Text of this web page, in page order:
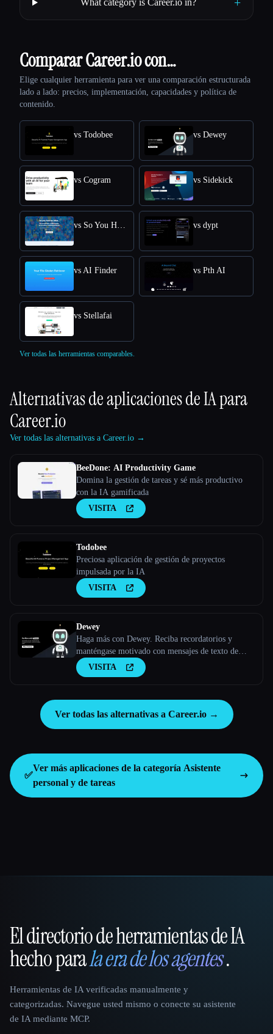
What category is Career.io in?
Comparar Career.io con…
Elige cualquier herramienta para ver una comparación estructurada
lado a lado: precios, implementación, capacidades y política de
contenido.
vs Todobee vs Dewey
vs Cogram vs Sidekick
vs So You Had An Idea vs dypt
vs AI Finder vs Pth AI
vs Stellafai
Ver todas las herramientas comparables.
Alternativas de aplicaciones de IA para
Career.io
Ver todas las alternativas a Career.io →
BeeDone: AI Productivity Game
Domina la gestión de tareas y sé más productivo
con la IA gamificada
VISITA
Todobee
Preciosa aplicación de gestión de proyectos
impulsada por la IA
VISITA
Dewey
Haga más con Dewey. Reciba recordatorios y
manténgase motivado con mensajes de texto de
Dewey, su compañero de responsabilidad de IA.
VISITA
Ver todas las alternativas a Career.io →
✅
Ver más aplicaciones de la categoría Asistente
personal y de tareas
That AI Collection
El directorio de herramientas de IA
hecho parala era de los agentes.
Herramientas de IA verificadas manualmente y
categorizadas. Navegue usted mismo o conecte su asistente
de IA mediante MCP.